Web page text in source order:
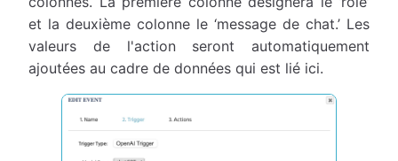
et la deuxième colonne le ‘message de chat.’ Les
valeurs de l'action seront automatiquement
ajoutées au cadre de données qui est lié ici.